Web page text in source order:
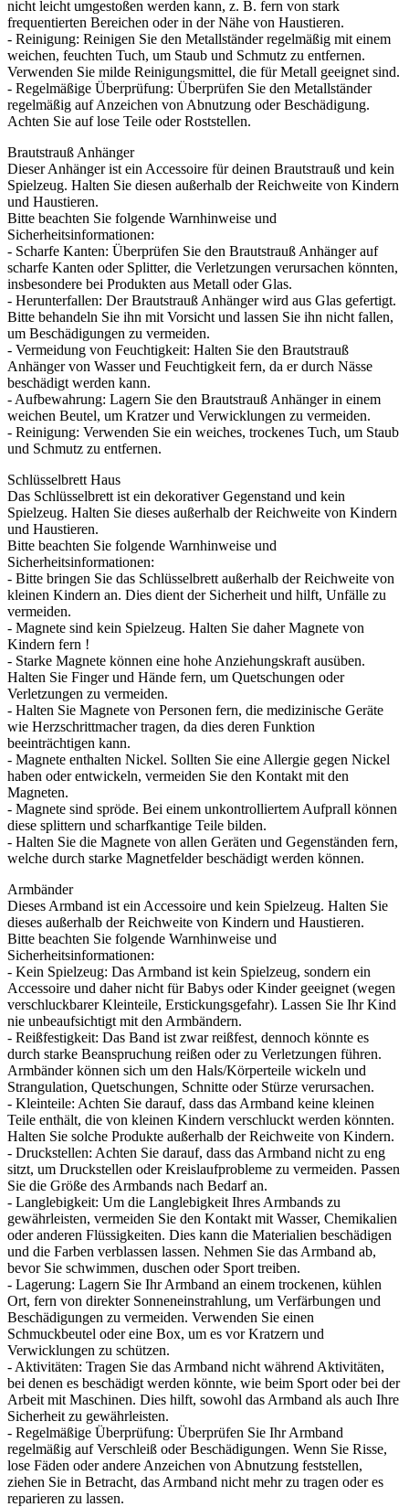
nicht leicht umgestoßen werden kann, z. B. fern von stark
frequentierten Bereichen oder in der Nähe von Haustieren.
- Reinigung: Reinigen Sie den Metallständer regelmäßig mit einem
weichen, feuchten Tuch, um Staub und Schmutz zu entfernen.
Verwenden Sie milde Reinigungsmittel, die für Metall geeignet sind.
- Regelmäßige Überprüfung: Überprüfen Sie den Metallständer
regelmäßig auf Anzeichen von Abnutzung oder Beschädigung.
Achten Sie auf lose Teile oder Roststellen.
Brautstrauß Anhänger
Dieser Anhänger ist ein Accessoire für deinen Brautstrauß und kein
Spielzeug. Halten Sie diesen außerhalb der Reichweite von Kindern
und Haustieren.
Bitte beachten Sie folgende Warnhinweise und
Sicherheitsinformationen:
- Scharfe Kanten: Überprüfen Sie den Brautstrauß Anhänger auf
scharfe Kanten oder Splitter, die Verletzungen verursachen könnten,
insbesondere bei Produkten aus Metall oder Glas.
- Herunterfallen: Der Brautstrauß Anhänger wird aus Glas gefertigt.
Bitte behandeln Sie ihn mit Vorsicht und lassen Sie ihn nicht fallen,
um Beschädigungen zu vermeiden.
- Vermeidung von Feuchtigkeit: Halten Sie den Brautstrauß
Anhänger von Wasser und Feuchtigkeit fern, da er durch Nässe
beschädigt werden kann.
- Aufbewahrung: Lagern Sie den Brautstrauß Anhänger in einem
weichen Beutel, um Kratzer und Verwicklungen zu vermeiden.
- Reinigung: Verwenden Sie ein weiches, trockenes Tuch, um Staub
und Schmutz zu entfernen.
Schlüsselbrett Haus
Das Schlüsselbrett ist ein dekorativer Gegenstand und kein
Spielzeug. Halten Sie dieses außerhalb der Reichweite von Kindern
und Haustieren.
Bitte beachten Sie folgende Warnhinweise und
Sicherheitsinformationen:
- Bitte bringen Sie das Schlüsselbrett außerhalb der Reichweite von
kleinen Kindern an. Dies dient der Sicherheit und hilft, Unfälle zu
vermeiden.
- Magnete sind kein Spielzeug. Halten Sie daher Magnete von
Kindern fern !
- Starke Magnete können eine hohe Anziehungskraft ausüben.
Halten Sie Finger und Hände fern, um Quetschungen oder
Verletzungen zu vermeiden.
- Halten Sie Magnete von Personen fern, die medizinische Geräte
wie Herzschrittmacher tragen, da dies deren Funktion
beeinträchtigen kann.
- Magnete enthalten Nickel. Sollten Sie eine Allergie gegen Nickel
haben oder entwickeln, vermeiden Sie den Kontakt mit den
Magneten.
- Magnete sind spröde. Bei einem unkontrolliertem Aufprall können
diese splittern und scharfkantige Teile bilden.
- Halten Sie die Magnete von allen Geräten und Gegenständen fern,
welche durch starke Magnetfelder beschädigt werden können.
Armbänder
Dieses Armband ist ein Accessoire und kein Spielzeug. Halten Sie
dieses außerhalb der Reichweite von Kindern und Haustieren.
Bitte beachten Sie folgende Warnhinweise und
Sicherheitsinformationen:
- Kein Spielzeug: Das Armband ist kein Spielzeug, sondern ein
Accessoire und daher nicht für Babys oder Kinder geeignet (wegen
verschluckbarer Kleinteile, Erstickungsgefahr). Lassen Sie Ihr Kind
nie unbeaufsichtigt mit den Armbändern.
- Reißfestigkeit: Das Band ist zwar reißfest, dennoch könnte es
durch starke Beanspruchung reißen oder zu Verletzungen führen.
Armbänder können sich um den Hals/Körperteile wickeln und
Strangulation, Quetschungen, Schnitte oder Stürze verursachen.
- Kleinteile: Achten Sie darauf, dass das Armband keine kleinen
Teile enthält, die von kleinen Kindern verschluckt werden könnten.
Halten Sie solche Produkte außerhalb der Reichweite von Kindern.
- Druckstellen: Achten Sie darauf, dass das Armband nicht zu eng
sitzt, um Druckstellen oder Kreislaufprobleme zu vermeiden. Passen
Sie die Größe des Armbands nach Bedarf an.
- Langlebigkeit: Um die Langlebigkeit Ihres Armbands zu
gewährleisten, vermeiden Sie den Kontakt mit Wasser, Chemikalien
oder anderen Flüssigkeiten. Dies kann die Materialien beschädigen
und die Farben verblassen lassen. Nehmen Sie das Armband ab,
bevor Sie schwimmen, duschen oder Sport treiben.
- Lagerung: Lagern Sie Ihr Armband an einem trockenen, kühlen
Ort, fern von direkter Sonneneinstrahlung, um Verfärbungen und
Beschädigungen zu vermeiden. Verwenden Sie einen
Schmuckbeutel oder eine Box, um es vor Kratzern und
Verwicklungen zu schützen.
- Aktivitäten: Tragen Sie das Armband nicht während Aktivitäten,
bei denen es beschädigt werden könnte, wie beim Sport oder bei der
Arbeit mit Maschinen. Dies hilft, sowohl das Armband als auch Ihre
Sicherheit zu gewährleisten.
- Regelmäßige Überprüfung: Überprüfen Sie Ihr Armband
regelmäßig auf Verschleiß oder Beschädigungen. Wenn Sie Risse,
lose Fäden oder andere Anzeichen von Abnutzung feststellen,
ziehen Sie in Betracht, das Armband nicht mehr zu tragen oder es
reparieren zu lassen.